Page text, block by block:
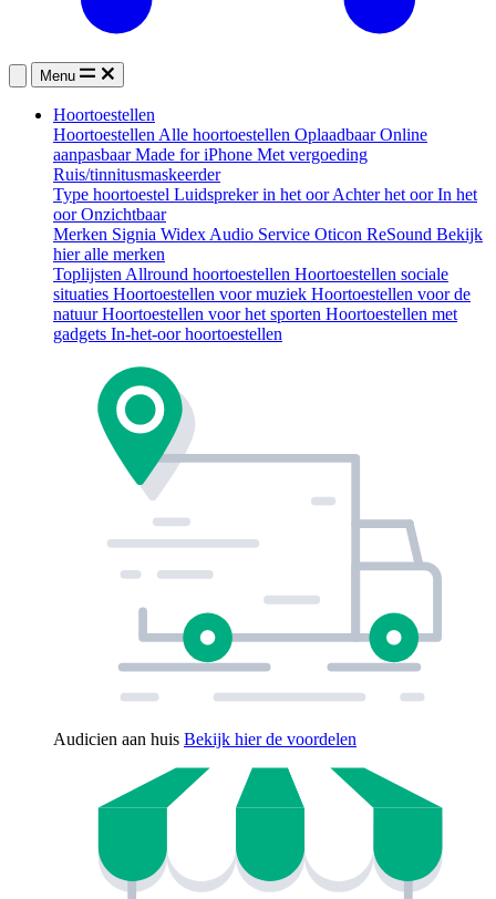
Menu
Hoortoestellen
HoortoestellenAlle hoortoestellen OplaadbaarOnline
aanpasbaarMade for iPhone Met vergoeding
Ruis/tinnitusmaskeerder
Type hoortoestel Luidspreker in het oorAchter het oorIn het
oorOnzichtbaar
Merken Signia WidexAudio Service Oticon ReSound Bekijk
hier alle merken
ToplijstenAllround hoortoestellen Hoortoestellen sociale
situaties Hoortoestellen voor muziek Hoortoestellen voor de
natuurHoortoestellen voor het sporten Hoortoestellen met
gadgets In-het-oor hoortoestellen
Audicien aan huis Bekijk hier de voordelen